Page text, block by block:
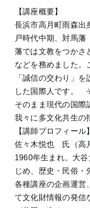
【講座概要】
長浜市高月町雨森出
戸時代中期、対馬
藩では文教をつかさ
などを務めました。
「誠信の交わり」
した国際人です。
そのまま現代の国際
我々に多文化共生の
【講師プロフィール】
佐々木悦也 氏（高
1960年生まれ。大
じめ、歴史・民俗
各種講座の企画運営
て文化財情報の発信